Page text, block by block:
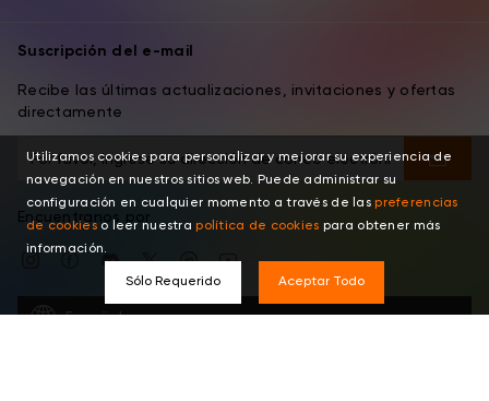
Suscripción del e-mail
Recibe las últimas actualizaciones, invitaciones y ofertas
directamente
Encuentranos por
Español
Utilizamos cookies para personalizar y mejorar su experiencia de
navegación en nuestros sitios web. Puede administrar su
configuración en cualquier momento a través de laspreferencias
de cookieso leer nuestrapolítica de cookies para obtener más
información.
Sólo Requerido Aceptar Todo